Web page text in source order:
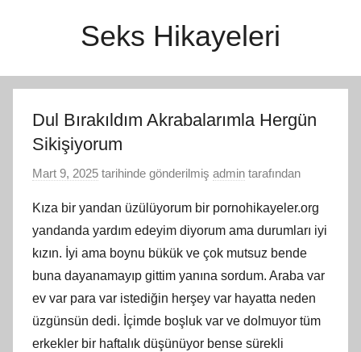
Seks Hikayeleri
Dul Bırakıldım Akrabalarımla Hergün
Sikişiyorum
Mart 9, 2025 tarihinde gönderilmiş admin tarafından
Kıza bir yandan üzülüyorum bir pornohikayeler.org
yandanda yardım edeyim diyorum ama durumları iyi
kızın. İyi ama boynu bükük ve çok mutsuz bende
buna dayanamayıp gittim yanına sordum. Araba var
ev var para var istediğin herşey var hayatta neden
üzgünsün dedi. İçimde boşluk var ve dolmuyor tüm
erkekler bir haftalık düşünüyor bense sürekli